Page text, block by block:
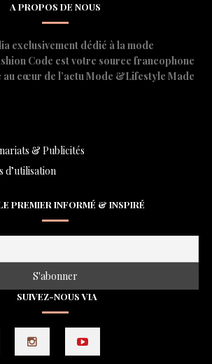
A PROPOS DE NOUS
exclusivement dédié à la mode
Code est votre source francophone
au cœur de l’actu Mode &Lifestyle Made
& Publicités
d’utilisation
PREMIER INFORMÉ & INSPIRÉ
SUIVEZ-NOUS VIA